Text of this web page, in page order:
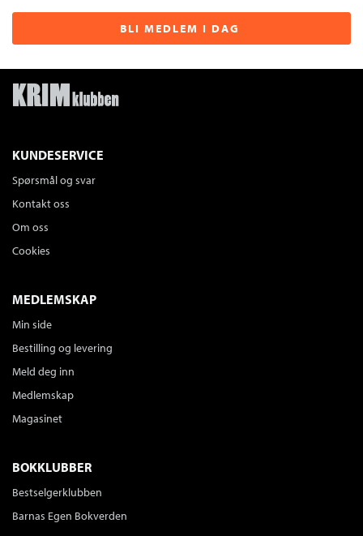
BLI MEDLEM I DAG
KUNDESERVICE
Spørsmål og svar
Kontakt oss
Om oss
Cookies
MEDLEMSKAP
Min side
Bestilling og levering
Meld deg inn
Medlemskap
Magasinet
BOKKLUBBER
Bestselgerklubben
Barnas Egen Bokverden